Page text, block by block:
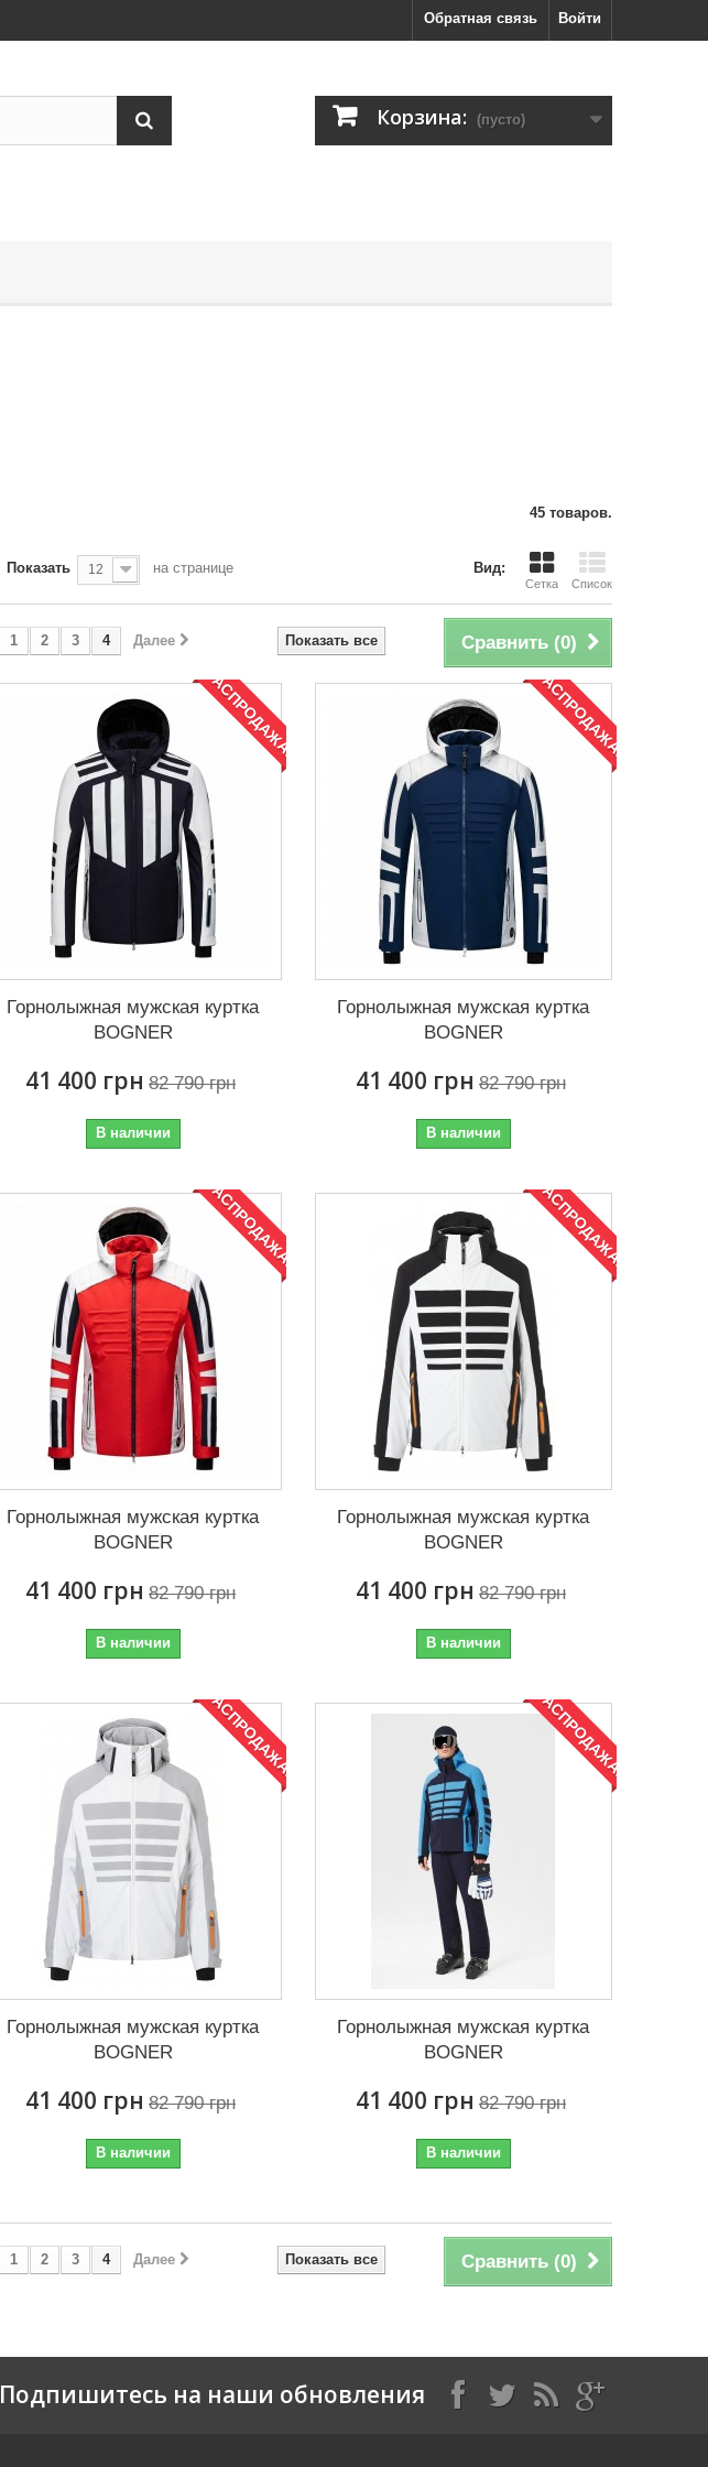
Войти
Обратная связь
Корзина: (пусто)
45 товаров.
Вид:
Сетка Список
Показать 12 на странице
Сравнить (0)
Показать все
1 2 3 4 Далее
РАСПРОДАЖА!
Горнолыжная мужская куртка
BOGNER
41 400 грн 82 790 грн
В наличии
РАСПРОДАЖА!
Горнолыжная мужская куртка
BOGNER
41 400 грн 82 790 грн
В наличии
РАСПРОДАЖА!
Горнолыжная мужская куртка
BOGNER
41 400 грн 82 790 грн
В наличии
РАСПРОДАЖА!
Горнолыжная мужская куртка
BOGNER
41 400 грн 82 790 грн
В наличии
РАСПРОДАЖА!
Горнолыжная мужская куртка
BOGNER
41 400 грн 82 790 грн
В наличии
РАСПРОДАЖА!
Горнолыжная мужская куртка
BOGNER
41 400 грн 82 790 грн
В наличии
Сравнить (0)
Показать все
1 2 3 4 Далее
Подпишитесь на наши обновления